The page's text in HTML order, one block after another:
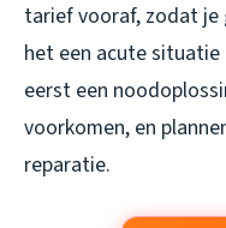
tarief vooraf, zodat je
het een acute situatie
eerst een
voorkomen, en
reparatie.